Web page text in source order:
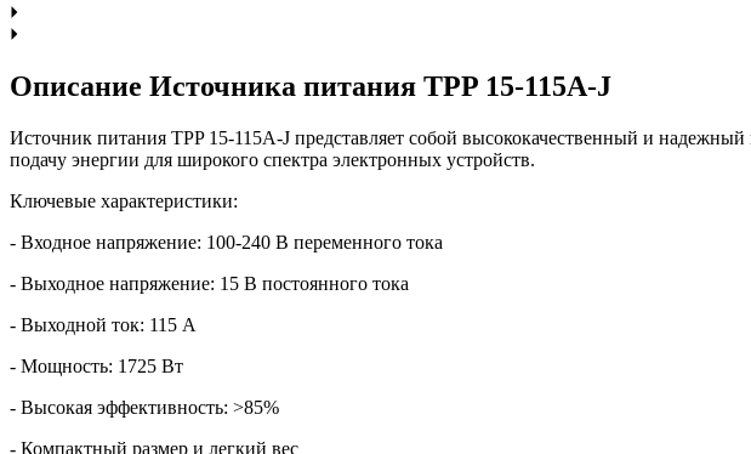
Описание Источника питания TPP 15-115A-J
Источник питания TPP 15-115A-J представляет собой высококачественный и
подачу энергии для широкого спектра электронных устройств.
Ключевые характеристики:
- Входное напряжение: 100-240 В переменного тока
- Выходное напряжение: 15 В постоянного тока
- Выходной ток: 115 А
- Мощность: 1725 Вт
- Высокая эффективность: >85%
- Компактный размер и легкий вес